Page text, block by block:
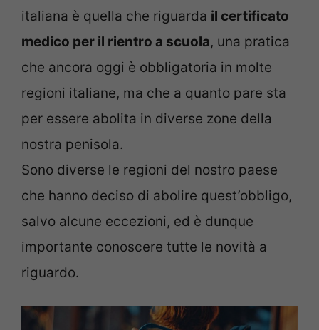
italiana è quella che riguarda il certificato
medico per il rientro a scuola, una pratica
che ancora oggi è obbligatoria in molte
regioni italiane, ma che a quanto pare sta
per essere abolita in diverse zone della
nostra penisola.
Sono diverse le regioni del nostro paese
che hanno deciso di abolire quest’obbligo,
salvo alcune eccezioni, ed è dunque
importante conoscere tutte le novità a
riguardo.